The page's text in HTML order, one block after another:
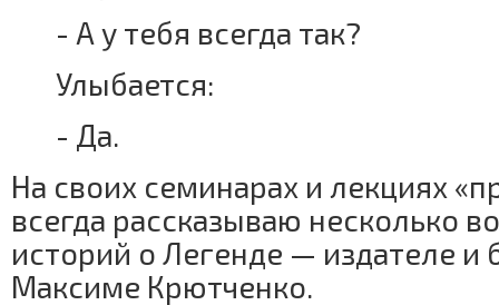
- А у тебя всегда так?
Улыбается:
- Да.
На своих семинарах и лекциях
всегда рассказываю несколько
историй о Легенде — издателе и
Максиме Крютченко.